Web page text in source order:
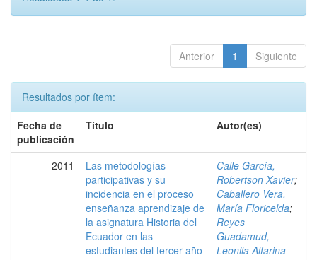
Anterior 1 Siguiente
Resultados por ítem:
Fecha de
publicación
Título Autor(es)
2011
Las metodologías
participativas y su
incidencia en el proceso
enseñanza aprendizaje de
la asignatura Historia del
Ecuador en las
estudiantes del tercer año
Calle García,
Robertson Xavier;
Caballero Vera,
María Floricelda;
Reyes
Guadamud,
Leonila Alfarina